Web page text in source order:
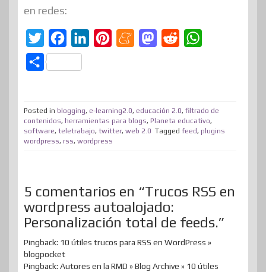
en redes:
w
t
e
r
a
c
b
o
o
e
d
I
e
r
e
M
a
m
M
o
d
i
t
s
A
C
p
a
r
Posted in blogging, e-learning2.0, educación 2.0, filtrado de
contenidos, herramientas para blogs, Planeta educativo,
software, teletrabajo, twitter, web 2.0 Tagged feed, plugins
wordpress, rss, wordpress
5 comentarios en “Trucos RSS en
wordpress autoalojado:
Personalización total de feeds.”
Pingback: 10 útiles trucos para RSS en WordPress »
blogpocket
Pingback: Autores en la RMD » Blog Archive » 10 útiles